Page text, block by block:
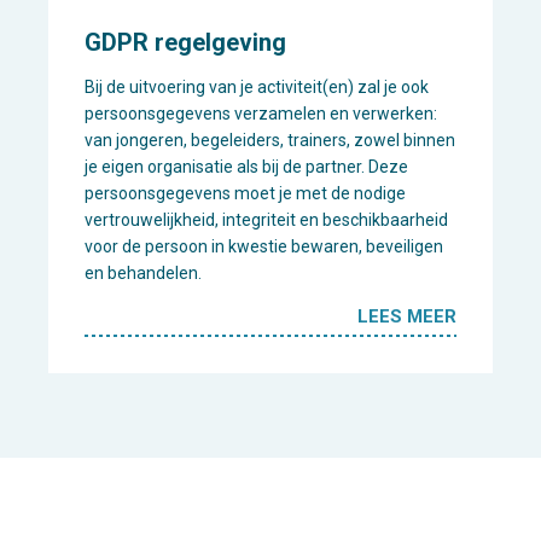
GDPR regelgeving
Bij de uitvoering van je activiteit(en) zal je ook
persoonsgegevens verzamelen en verwerken:
van jongeren, begeleiders, trainers, zowel binnen
je eigen organisatie als bij de partner. Deze
persoonsgegevens moet je met de nodige
vertrouwelijkheid, integriteit en beschikbaarheid
voor de persoon in kwestie bewaren, beveiligen
en behandelen.
LEES MEER